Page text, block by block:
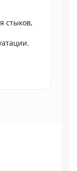
стыков,